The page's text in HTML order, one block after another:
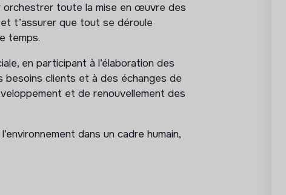
orchestrer toute la mise en œuvre des
t’assurer que tout se déroule
temps.
en participant à l’élaboration des
besoins clients et à des échanges de
et de renouvellement des
dans un cadre humain,